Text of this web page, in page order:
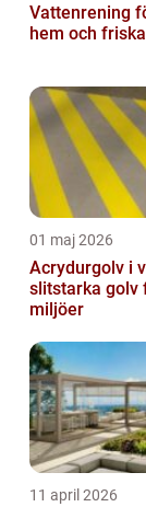
Vattenrening
hem och
01 maj 2026
Acrydurgolv i
slitstarka golv
miljöer
11 april 2026